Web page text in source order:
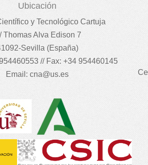
Ubicación
y Tecnológico Cartuja
Thomas Alva Edison 7
Sevilla (España)
// Fax: +34 954460145
Email: cna@us.es